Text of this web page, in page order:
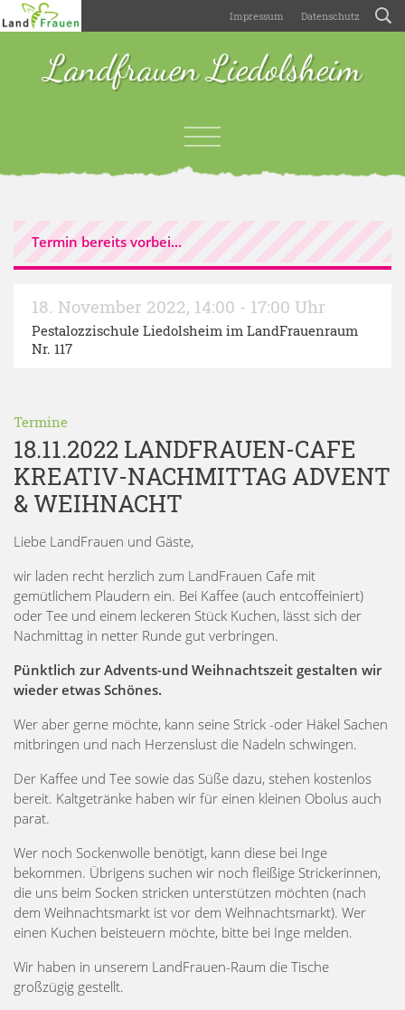
Impressum Datenschutz
Landfrauen Liedolsheim
Termin bereits vorbei...
18. November 2022, 14:00 - 17:00 Uhr
Pestalozzischule Liedolsheim im LandFrauenraum
Nr. 117
Termine
18.11.2022 LANDFRAUEN-CAFE
KREATIV-NACHMITTAG ADVENT
& WEIHNACHT
Liebe LandFrauen und Gäste,
wir laden recht herzlich zum LandFrauen Cafe mit
gemütlichem Plaudern ein. Bei Kaffee (auch entcoffeiniert)
oder Tee und einem leckeren Stück Kuchen, lässt sich der
Nachmittag in netter Runde gut verbringen.
Pünktlich zur Advents-und Weihnachtszeit gestalten wir
wieder etwas Schönes.
Wer aber gerne möchte, kann seine Strick -oder Häkel Sachen
mitbringen und nach Herzenslust die Nadeln schwingen.
Der Kaffee und Tee sowie das Süße dazu, stehen kostenlos
bereit. Kaltgetränke haben wir für einen kleinen Obolus auch
parat.
Wer noch Sockenwolle benötigt, kann diese bei Inge
bekommen. Übrigens suchen wir noch fleißige Strickerinnen,
die uns beim Socken stricken unterstützen möchten (nach
dem Weihnachtsmarkt ist vor dem Weihnachtsmarkt). Wer
einen Kuchen beisteuern möchte, bitte bei Inge melden.
Wir haben in unserem LandFrauen-Raum die Tische
großzügig gestellt.